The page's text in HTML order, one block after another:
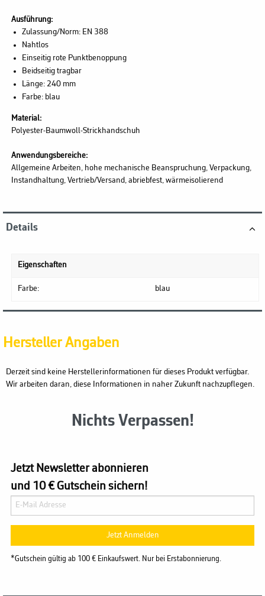
Ausführung:
Zulassung/Norm: EN 388
Nahtlos
Einseitig rote Punktbenoppung
Beidseitig tragbar
Länge: 240 mm
Farbe: blau
Material:
Polyester-Baumwoll-Strickhandschuh
Anwendungsbereiche:
Allgemeine Arbeiten, hohe mechanische Beanspruchung, Verpackung,
Instandhaltung, Vertrieb/Versand, abriebfest, wärmeisolierend
Details
Eigenschaften
Farbe: blau
Hersteller Angaben
Derzeit sind keine Herstellerinformationen für dieses Produkt verfügbar.
Wir arbeiten daran, diese Informationen in naher Zukunft nachzupflegen.
Nichts Verpassen!
Jetzt Newsletter abonnieren
und 10 € Gutschein sichern!
Jetzt Anmelden
*Gutschein gültig ab 100 € Einkaufswert. Nur bei Erstabonnierung.